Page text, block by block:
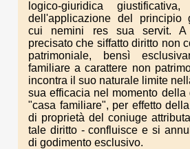
logico-giuridica
dell'applicazione del principio
cui nemini res sua servit.
precisato che siffatto diritto non
patrimoniale, bensì
familiare a carattere non
incontra il suo naturale limite
sua efficacia nel momento
"casa familiare", per effetto
di proprietà del coniuge
tale diritto - confluisce e si
di godimento esclusivo.